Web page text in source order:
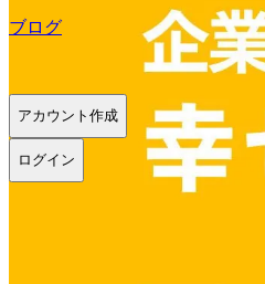
ブログ
アカウント作成
ログイン